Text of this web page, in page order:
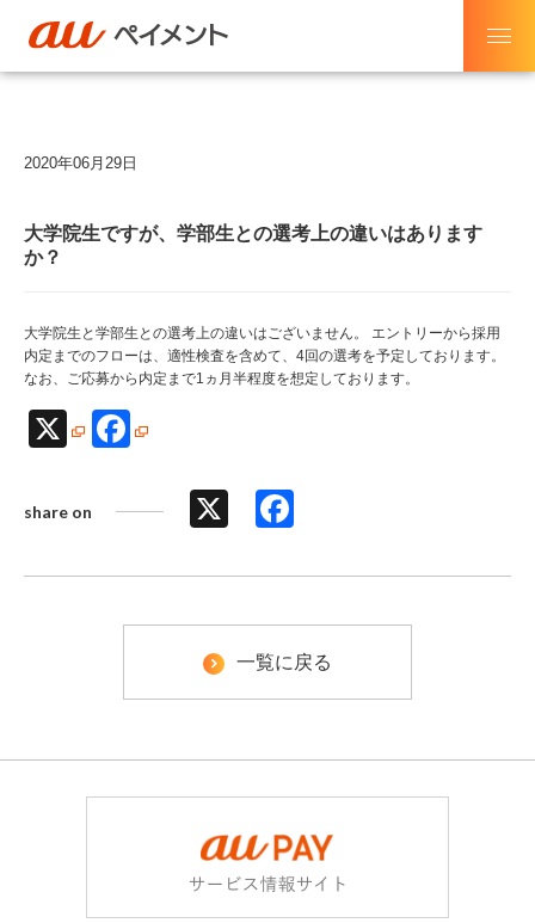
2020年06月29日
大学院生ですが、学部生との選考上の違いはあります
か？
大学院生と学部生との選考上の違いはございません。 エントリーから採用
内定までのフローは、適性検査を含めて、4回の選考を予定しております。
なお、ご応募から内定まで1ヵ月半程度を想定しております。
X Facebook
share on
一覧に戻る